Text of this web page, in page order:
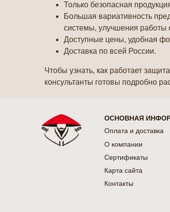
Только безопасная
Большая вариативность
системы, улучшения работы
Доступные цены, удобная
Доставка по всей России.
Чтобы узнать, как работает
консультанты готовы подробно
ОСНОВНАЯ
Оплата и доставка
О компании
Сертификаты
Карта сайта
Контакты